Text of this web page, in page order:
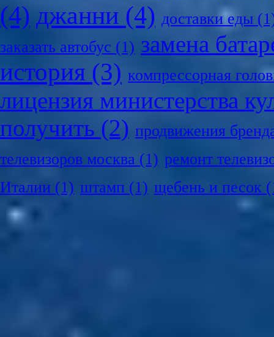
(4) джанни (4) доставки еды
заказать автобус (1) замена
история (3) компрессорная
лицензия министерства
получить (2) продвижения
телевизоров москва (1) ремонт
Италии (1) штамп (1) щебень и песок